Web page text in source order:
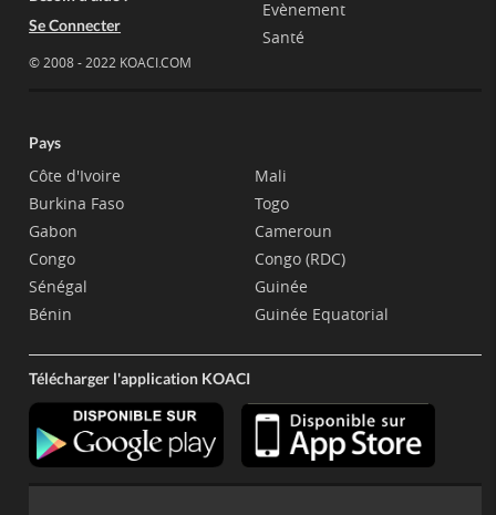
Se Connecter
© 2008 - 2022 KOACI.COM
Evènement
Santé
Pays
Côte d'Ivoire
Burkina Faso
Gabon
Congo
Sénégal
Bénin
Mali
Togo
Cameroun
Congo (RDC)
Guinée
Guinée Equatorial
Télécharger l'application KOACI